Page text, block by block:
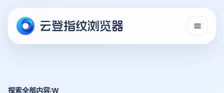
探索全部内容/W